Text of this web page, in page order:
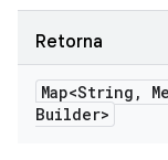
Retorna
Map<String ,
Builder>